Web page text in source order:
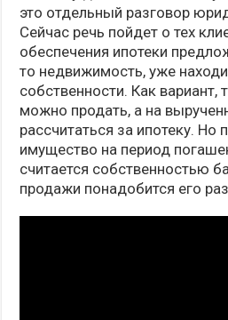
это отдельный разговор
Сейчас речь пойдет о тех
обеспечения ипотеки
то недвижимость, уже
собственности. Как
можно продать, а на
рассчитаться за ипотеку. Но
имущество на период
считается собственностью
продажи понадобится его